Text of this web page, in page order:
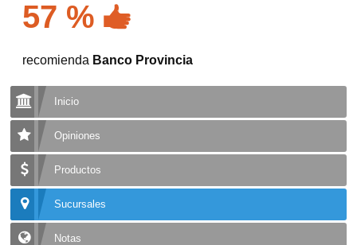
57 %
recomienda Banco Provincia
Inicio
Opiniones
Productos
Sucursales
Notas